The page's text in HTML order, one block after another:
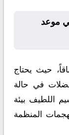
موعد
حيث يحتاج
في حالة
اللطيف بيئة
المنظمة